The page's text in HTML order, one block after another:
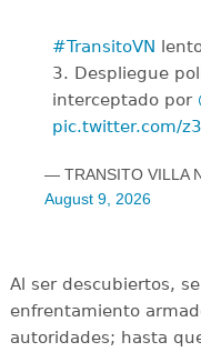
#TransitoVN
3. Despliegue
interceptado por
pic.twitter.com/
— TRANSITO VILLA
August 9, 2026
Al ser descubiertos,
enfrentamiento
autoridades; hasta